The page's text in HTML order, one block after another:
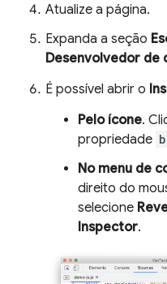
Atualize a página.
Expanda a seção
Desenvolvedor de
É possível abrir o
Pelo ícone.
propriedade
No menu de
direito do
selecione
Inspector.